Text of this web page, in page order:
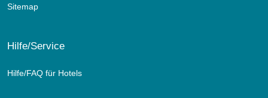
Sitemap
Hilfe/Service
Hilfe/FAQ für Hotels